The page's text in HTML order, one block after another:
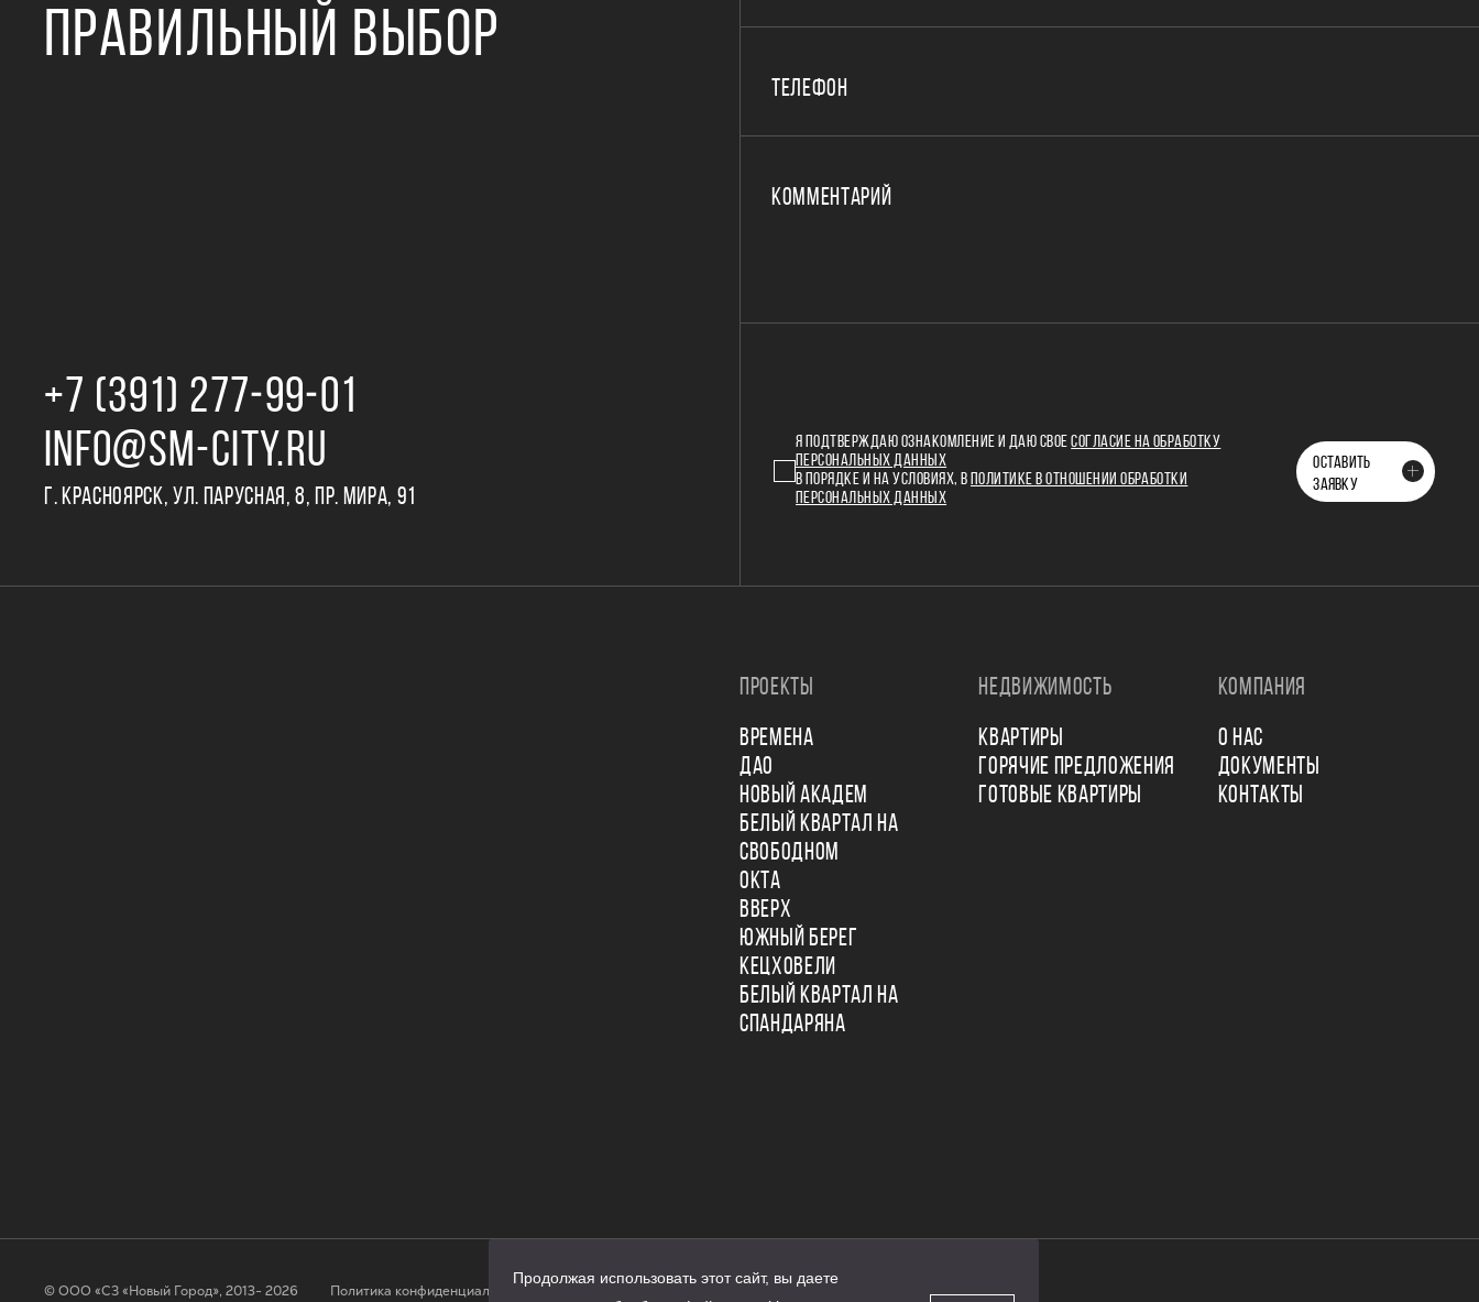
ПРАВИЛЬНЫЙ ВЫБОР
+7 (391) 277‒99‒01
INFO@SM-CITY.RU
Г. КРАСНОЯРСК, УЛ. ПАРУСНАЯ, 8, ПР. МИРА, 91
ТЕЛЕФОН
КОММЕНТАРИЙ
Я ПОДТВЕРЖДАЮ ОЗНАКОМЛЕНИЕ И ДАЮ СВОЕСОГЛАСИЕ НА ОБРАБОТКУ
ПЕРСОНАЛЬНЫХ ДАННЫХ
В ПОРЯДКЕ И НА УСЛОВИЯХ, В
ПОЛИТИКЕ В ОТНОШЕНИИ ОБРАБОТКИ
ПЕРСОНАЛЬНЫХ ДАННЫХ
ОСТАВИТЬ
ЗАЯВКУ
ПРОЕКТЫ
ВРЕМЕНА
ДАО
НОВЫЙ АКАДЕМ
БЕЛЫЙ КВАРТАЛ НА
СВОБОДНОМ
ОКТА
ВВЕРХ
ЮЖНЫЙ БЕРЕГ
КЕЦХОВЕЛИ
БЕЛЫЙ КВАРТАЛ НА
СПАНДАРЯНА
НЕДВИЖИМОСТЬ
КВАРТИРЫ
ГОРЯЧИЕ ПРЕДЛОЖЕНИЯ
ГОТОВЫЕ КВАРТИРЫ
КОМПАНИЯ
О НАС
ДОКУМЕНТЫ
КОНТАКТЫ
© ООО «СЗ «Новый Город», 2013- 2026
Политика конфиденциальности
Продолжая использовать этот сайт, вы даете